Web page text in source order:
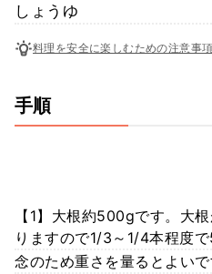
しょうゆ
料理を安全に楽しむための注意事項
手順
【1】大根約500gです。大
りますので1/3～1/4本程度
念のため重さを量るとよいで